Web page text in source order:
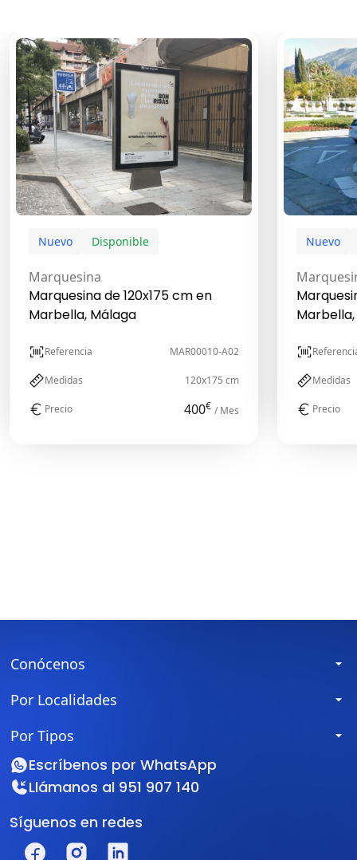
Nuevo Disponible
Marquesina
Marquesina de 120x175 cm en
Marbella, Málaga
Referencia MAR00010-A02
Medidas 120x175 cm
Precio 400€ / Mes
Nuevo
Medidas
Precio
Conócenos
Por Localidades
Por Tipos
Escríbenos por WhatsApp
Llámanos al 951 907 140
Síguenos en redes